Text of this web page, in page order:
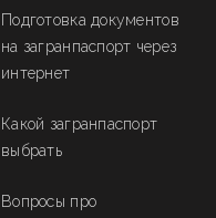
Подготовка документов
на загранпаспорт через
интернет
Какой загранпаспорт
выбрать
Вопросы про